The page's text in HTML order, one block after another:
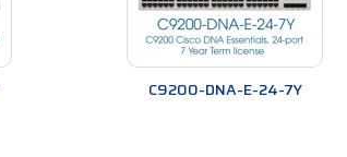
C9200-DNA-E-24-7Y